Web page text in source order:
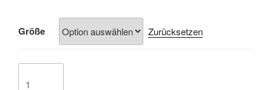
Größe Zurücksetzen
01